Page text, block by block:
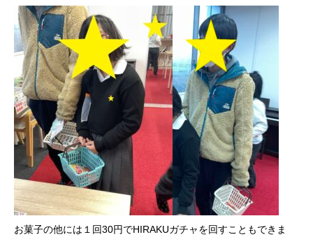
お菓子の他には１回30円でHIRAKUガチャを回すこともできま